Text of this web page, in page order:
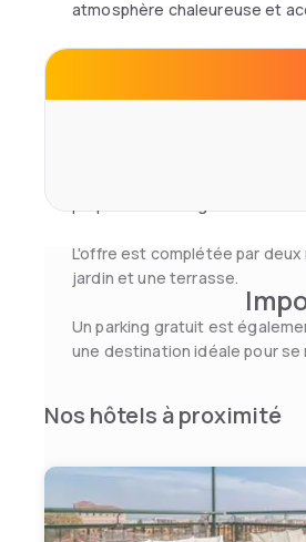
atmosphère chaleureuse et
séjour des plus agréables,
fort et un accès Wi-Fi gratuit.
L'offre est complétée par
jardin et une terrasse.
Un parking gratuit est
une destination idéale pour se
Nos hôtels à proximité